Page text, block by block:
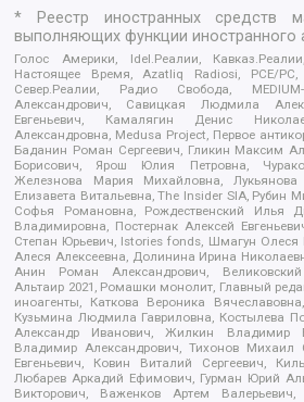
* Реестр иностранных средств
выполняющих функции иностранного
Голос Америки, Idel.Реалии,
Настоящее Время, Azatliq Radiosi, PCE/PC,
Север.Реалии, Радио Свобода,
Александрович, Савицкая Людмила
Евгеньевич, Камалягин Денис
Александровна, Medusa Project, Первое
Баданин Роман Сергеевич, Гликин Максим
Борисович, Ярош Юлия Петровна,
Железнова Мария Михайловна,
Елизавета Витальевна, The Insider SIA, Рубин
Софья Романовна, Рождественский Илья
Владимировна, Постернак Алексей
Степан Юрьевич, Istories fonds, Шмагун Олеся
Алеся Алексеевна, Долинина Ирина
Анин Роман Александрович,
Альтаир 2021, Ромашки монолит, Главный
иноагенты, Каткова Вероника
Кузьмина Людмила Гавриловна, Костылева
Александр Иванович, Жилкин Владимир
Владимир Александрович, Тихонов Михаил
Евгеньевич, Ковин Виталий Сергеевич,
Любарев Аркадий Ефимович, Гурман Юрий
Викторович, Важенков Артем